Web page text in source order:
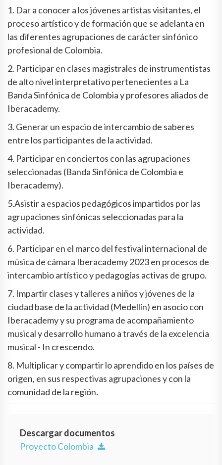
1. Dar a conocer a los jóvenes artistas visitantes, el
proceso artístico y de formación que se adelanta en
las diferentes agrupaciones de carácter sinfónico
profesional de Colombia.
2. Participar en clases magistrales de instrumentistas
de alto nivel interpretativo pertenecientes a La
Banda Sinfónica de Colombia y profesores aliados de
Iberacademy.
3. Generar un espacio de intercambio de saberes
entre los participantes de la actividad.
4. Participar en conciertos con las agrupaciones
seleccionadas (Banda Sinfónica de Colombia e
Iberacademy).
5.Asistir a espacios pedagógicos impartidos por las
agrupaciones sinfónicas seleccionadas para la
actividad.
6. Participar en el marco del festival internacional de
música de cámara Iberacademy 2023 en procesos de
intercambio artístico y pedagogías activas de grupo.
7. Impartir clases y talleres a niños y jóvenes de la
ciudad base de la actividad (Medellín) en asocio con
Iberacademy y su programa de acompañamiento
musical y desarrollo humano a través de la excelencia
musical - In crescendo.
8. Multiplicar y compartir lo aprendido en los países de
origen, en sus respectivas agrupaciones y con la
comunidad de la región.
Descargar documentos
Proyecto Colombia